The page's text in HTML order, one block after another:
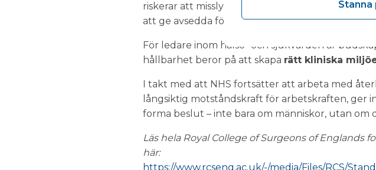
riskerar att misslyckas, precis som
att ge avsedda fördelar.
För ledare inom hälso- och sjukvården är
hållbarhet beror på att skapa rätt kliniska
I takt med att NHS fortsätter att arbeta med
långsiktig motståndskraft för arbetskraften, ger
forma beslut – inte bara om människor, utan om
Läs hela Royal College of Surgeons of Englands
här:
https://www.rcseng.ac.uk/-/media/Files/RCS/
Stanna